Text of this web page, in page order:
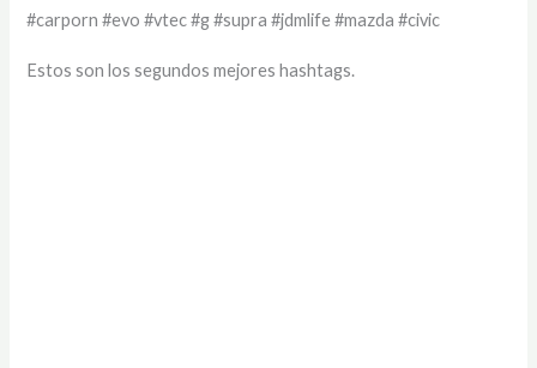
#carporn #evo #vtec #g #supra #jdmlife #mazda #civic
Estos son los segundos mejores hashtags.